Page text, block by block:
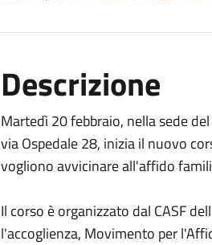
Descrizione
Martedì 20 febbraio, nella sede
via Ospedale 28, inizia il nuovo
vogliono avvicinare all'affido
Il corso è organizzato dal CASF
l'accoglienza, Movimento per